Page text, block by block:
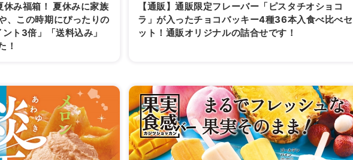
休み福箱！ 夏休みに家族
、この時期にぴったりの
ト3倍」「送料込み」
！
【通販】通販限定フレーバー「ピスタチオショコ
ラ」が入ったチョコバッキー4種36本入食べ比べセ
ット！通販オリジナルの詰合せです！